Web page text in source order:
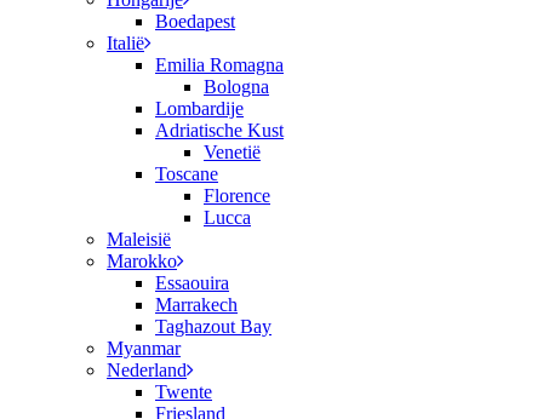
Boedapest
Italië
Emilia Romagna
Bologna
Lombardije
Adriatische Kust
Venetië
Toscane
Florence
Lucca
Maleisië
Marokko
Essaouira
Marrakech
Taghazout Bay
Myanmar
Nederland
Twente
Friesland